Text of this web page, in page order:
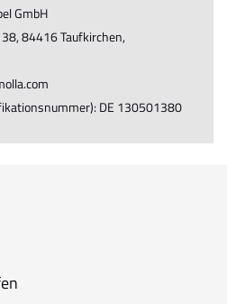
GmbH
84416 Taufkirchen,
DE 130501380